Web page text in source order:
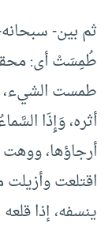
ثم بين-
طُمِسَتْ أى:
طمست الشيء،
أثره، وَإِذَا
أرجاؤها،
اقتلعت وأزيلت
ينسفه، إذا